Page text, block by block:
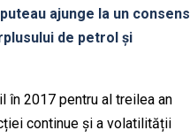
ajunge la un consens
de petrol și
în 2017 pentru al treilea an
continue și a volatilității